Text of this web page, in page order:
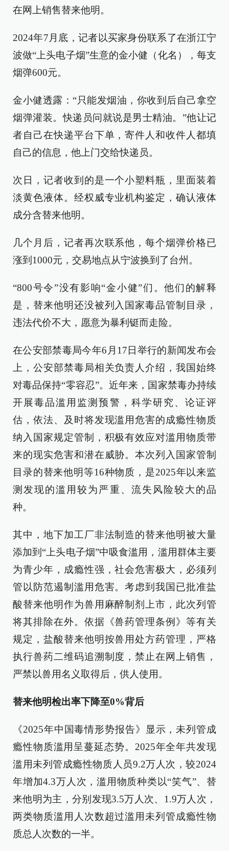
在网上销售替来他明。
2024年7月底，记者以买家身份联系了在浙江宁
波做“上头电子烟”生意的金小健（化名），每支
烟弹600元。
金小健透露：“只能发烟油，你收到后自己拿空
烟弹灌装。快递员问就说是男士精油。”他让记
者自己在快递平台下单，寄件人和收件人都填
自己的信息，他上门交给快递员。
次日，记者收到的是一个小塑料瓶，里面装着
淡黄色液体。经权威专业机构鉴定，确认液体
成分含替来他明。
几个月后，记者再次联系他，每个烟弹价格已
涨到1000元，交易地点从宁波换到了台州。
“800号令”没有影响“金小健”们。他们的解释
是，替来他明还没被列入国家毒品管制目录，
违法代价不大，愿意为暴利铤而走险。
在公安部禁毒局今年6月17日举行的新闻发布会
上，公安部禁毒局相关负责人介绍，我国始终
对毒品保持“零容忍”。近年来，国家禁毒办持续
开展毒品滥用监测预警，科学研究、论证评
估，依法、及时将发现滥用危害的成瘾性物质
纳入国家规定管制，积极有效应对滥用物质带
来的现实危害和潜在威胁。本次列入国家管制
目录的替来他明等16种物质，是2025年以来监
测发现的滥用较为严重、流失风险较大的品
种。
其中，地下加工厂非法制造的替来他明被大量
添加到“上头电子烟”中吸食滥用，滥用群体主要
为青少年，成瘾性强，社会危害极大，必须列
管以防范遏制滥用危害。考虑到我国已批准盐
酸替来他明作为兽用麻醉制剂上市，此次列管
将其排除在外。依据《兽药管理条例》等有关
规定，盐酸替来他明按兽用处方药管理，严格
执行兽药二维码追溯制度，禁止在网上销售，
严禁以兽用名义取得后，供人使用。
替来他明检出率下降至0%背后
《2025年中国毒情形势报告》显示，未列管成
瘾性物质滥用呈蔓延态势。2025年全年共发现
滥用未列管成瘾性物质人员9.2万人次，较2024
年增加4.3万人次，滥用物质种类以“笑气”、替
来他明为主，分别发现3.5万人次、1.9万人次，
两类物质滥用人次数超过滥用未列管成瘾性物
质总人次数的一半。